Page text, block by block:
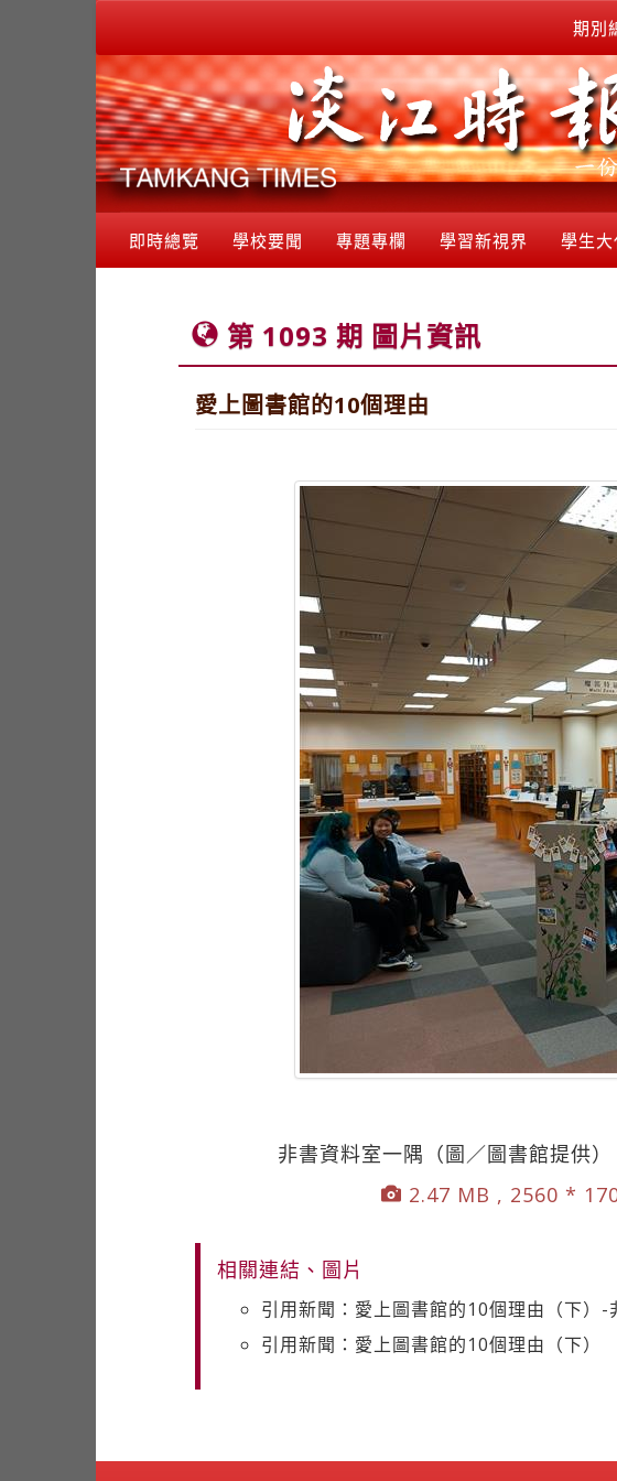
期別
即時總覽 學校要聞 專題專欄 學習新視界 學生
第 1093 期 圖片資訊
愛上圖書館的10個理由
非書資料室一隅（圖／圖書館提供）
2.47 MB , 2560 *
相關連結、圖片
引用新聞：愛上圖書館的10個理由（下）-
引用新聞：愛上圖書館的10個理由（下）